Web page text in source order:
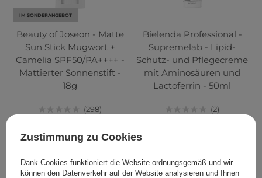
IM SONDERANGEBOT
Beauty of Joseon - Matte
Sun Stick Mugwort +
Camelia SPF50/PA++++ -
Mattierter Sonnenstift -
18g
298
12,95 €
12,30 €
BENACHRICHTIGE MICH
Bielenda Professional -
Supremelab - Lipid-
Schutz- und Pflegecreme
mit Aminosäuren und
Lactoferrin - 50ml
2
BENACHRICHTIGE MICH
Zustimmung zu Cookies
Dank Cookies funktioniert die Website ordnungsgemäß und wir
können den Datenverkehr auf der Website analysieren und Ihnen